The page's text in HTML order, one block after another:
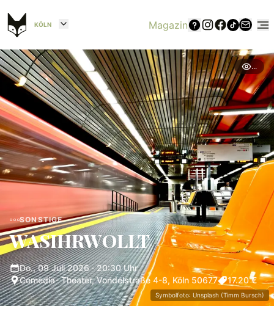
KÖLN Magazin
Symbolfoto: Unsplash (Timm Bursch)
...
SONSTIGE
WASIHRWOLLT
Do., 09 Juli 2026· 20:30 Uhr
Comedia- Theater, Vondelstraße 4-8, Köln 50677
17.20 €